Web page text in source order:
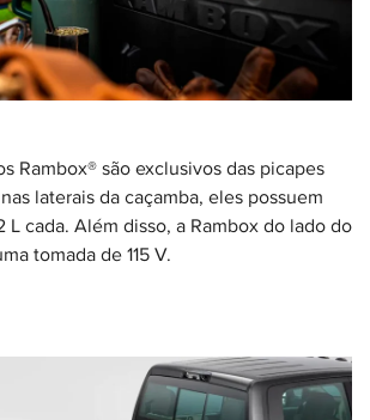
Rambox® são exclusivos das picapes
laterais da caçamba, eles possuem
L cada. Além disso, a Rambox do lado do
tomada de 115 V.